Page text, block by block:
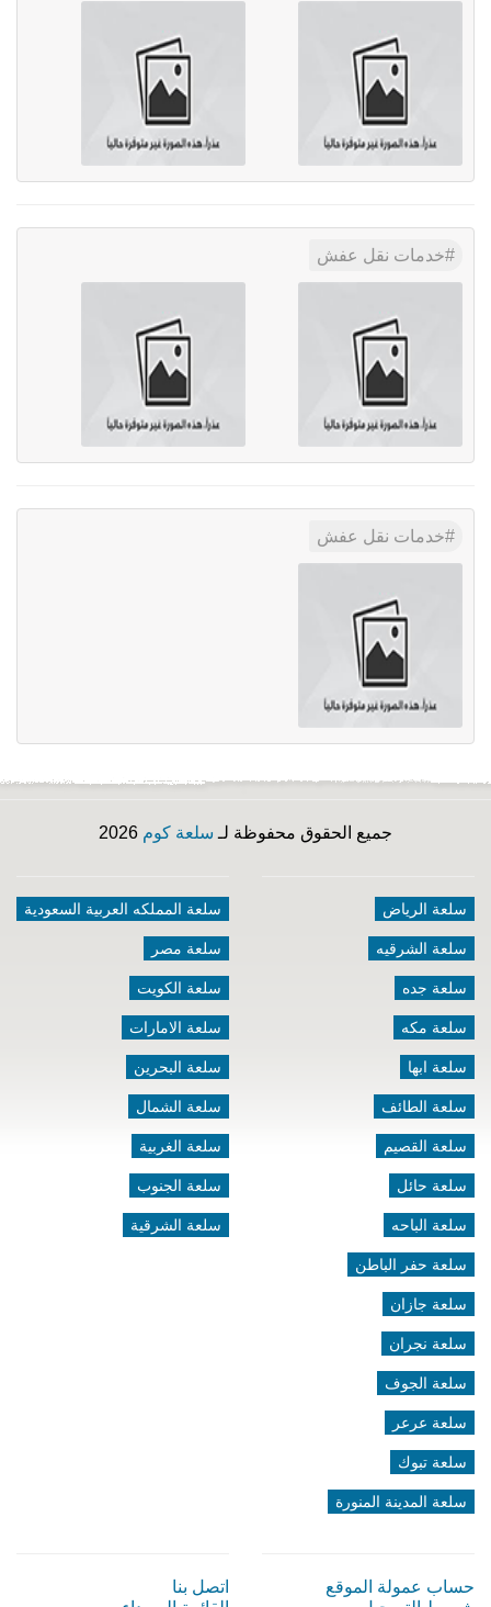
خدمات نقل عفش
خدمات نقل عفش
جميع الحقوق محفوظة لـ سلعة كوم
سلعة الرياض
سلعة الشرقيه
سلعة جده
سلعة مكه
سلعة ابها
سلعة الطائف
سلعة القصيم
سلعة حائل
سلعة الباحه
سلعة حفر الباطن
سلعة جازان
سلعة نجران
سلعة الجوف
سلعة عرعر
سلعة تبوك
سلعة المدينة المنورة
سلعة المملكه العربية السعودية
سلعة مصر
سلعة الكويت
سلعة الامارات
سلعة البحرين
سلعة الشمال
سلعة الغربية
سلعة الجنوب
سلعة الشرقية
حساب عمولة الموقع
اتصل بنا